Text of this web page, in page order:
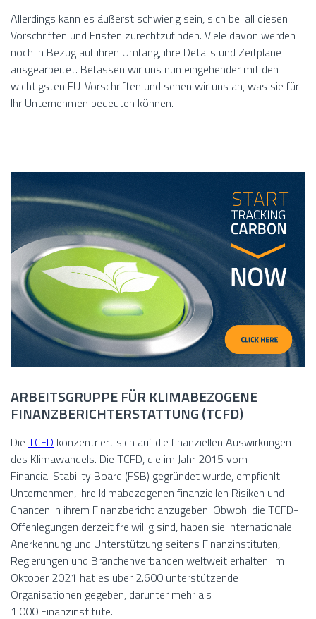
Allerdings kann es äußerst schwierig sein, sich bei all diesen
Vorschriften und Fristen zurechtzufinden. Viele davon werden
noch in Bezug auf ihren Umfang, ihre Details und Zeitpläne
ausgearbeitet. Befassen wir uns nun eingehender mit den
wichtigsten EU-Vorschriften und sehen wir uns an, was sie für
Ihr Unternehmen bedeuten können.
ARBEITSGRUPPE FÜR KLIMABEZOGENE
FINANZBERICHTERSTATTUNG (TCFD)
Die TCFD konzentriert sich auf die finanziellen Auswirkungen
des Klimawandels. Die TCFD, die im Jahr 2015 vom
Financial Stability Board (FSB) gegründet wurde, empfiehlt
Unternehmen, ihre klimabezogenen finanziellen Risiken und
Chancen in ihrem Finanzbericht anzugeben. Obwohl die TCFD-
Offenlegungen derzeit freiwillig sind, haben sie internationale
Anerkennung und Unterstützung seitens Finanzinstituten,
Regierungen und Branchenverbänden weltweit erhalten. Im
Oktober 2021 hat es über 2.600 unterstützende
Organisationen gegeben, darunter mehr als
1.000 Finanzinstitute.